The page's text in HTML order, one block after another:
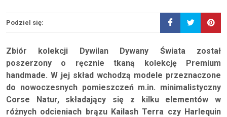
Podziel się:
Zbiór kolekcji Dywilan Dywany Świata został
poszerzony o ręcznie tkaną kolekcję Premium
handmade. W jej skład wchodzą modele przeznaczone
do nowoczesnych pomieszczeń m.in. minimalistyczny
Corse Natur, składający się z kilku elementów w
różnych odcieniach brązu Kailash Terra czy Harlequin